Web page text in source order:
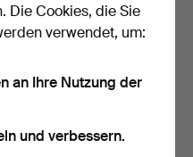
Åstedt, Stockho…
9 Tage
Die Cookies, die Sie
verwendet, um:
an Ihre Nutzung der
und verbessern.